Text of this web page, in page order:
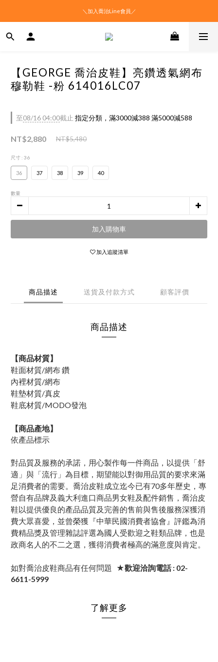
＼加入喬治Line會員／
【GEORGE 喬治皮鞋】亮鑽透氣網布
穆勒鞋 -粉 614016LC07
至08/16 04:00截止 指定分類，滿3000減388 滿5000減588
NT$2,880 NT$5,480
尺寸 : 36
36 37 38 39 40
數量
加入購物車
加入追蹤清單
商品描述 送貨及付款方式 顧客評價
商品描述
【商品材質】
鞋面材質/網布 鑽
內裡材質/網布
鞋墊材質/真皮
鞋底材質/MODO發泡
【商品產地】
依產品標示
對品質及服務的承諾，用心製作每一件商品，以提供「舒
適」與「流行」為目標，期望能以對御用品質的要求來滿
足消費者的需要。喬治皮鞋成立迄今已有70多年歷史，專
營自有品牌及義大利進口商品男女鞋及配件銷售，喬治皮
鞋以提供優良的產品品質及完善的售前與售後服務深獲消
費大眾喜愛，並曾榮獲『中華民國消費者協會』評鑑為消
費精品獎及管理雜誌評選為國人受歡迎之鞋類品牌，也是
政商名人的不二之選，獲得消費者極高的滿意度與肯定。
如對喬治皮鞋商品有任何問題
★歡迎洽詢電話 : 02-
6611-5999
了解更多